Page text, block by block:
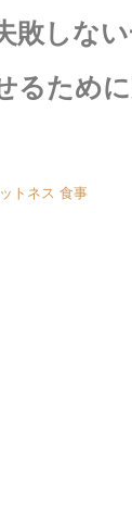
敗しな
るため
トネス 食事